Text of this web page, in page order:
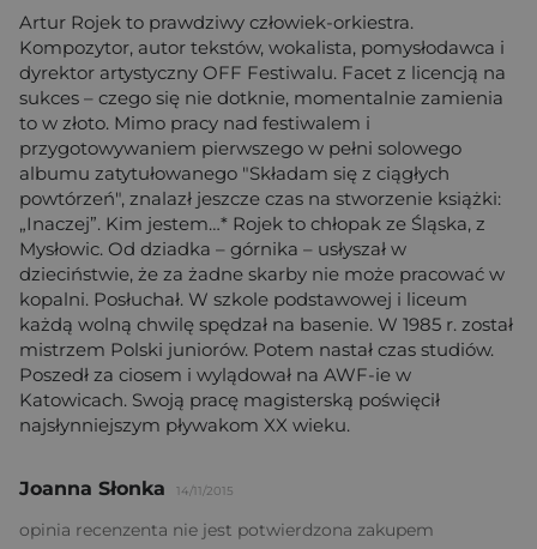
Artur Rojek to prawdziwy człowiek-orkiestra.
Kompozytor, autor tekstów, wokalista, pomysłodawca i
dyrektor artystyczny OFF Festiwalu. Facet z licencją na
sukces – czego się nie dotknie, momentalnie zamienia
to w złoto. Mimo pracy nad festiwalem i
przygotowywaniem pierwszego w pełni solowego
albumu zatytułowanego "Składam się z ciągłych
powtórzeń", znalazł jeszcze czas na stworzenie książki:
„Inaczej”. Kim jestem…* Rojek to chłopak ze Śląska, z
Mysłowic. Od dziadka – górnika – usłyszał w
dzieciństwie, że za żadne skarby nie może pracować w
kopalni. Posłuchał. W szkole podstawowej i liceum
każdą wolną chwilę spędzał na basenie. W 1985 r. został
mistrzem Polski juniorów. Potem nastał czas studiów.
Poszedł za ciosem i wylądował na AWF-ie w
Katowicach. Swoją pracę magisterską poświęcił
najsłynniejszym pływakom XX wieku.
Joanna Słonka 14/11/2015
opinia recenzenta nie jest potwierdzona zakupem